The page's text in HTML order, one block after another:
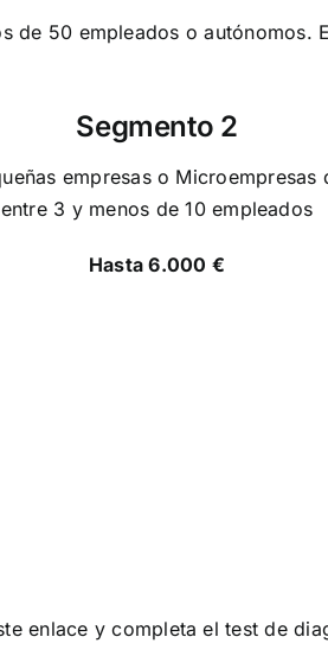
50 empleados o autónomos.
Segmento 2
empresas o Microempresas
entre 3 y menos de 10 empleados
Hasta 6.000 €
enlace y completa el test de